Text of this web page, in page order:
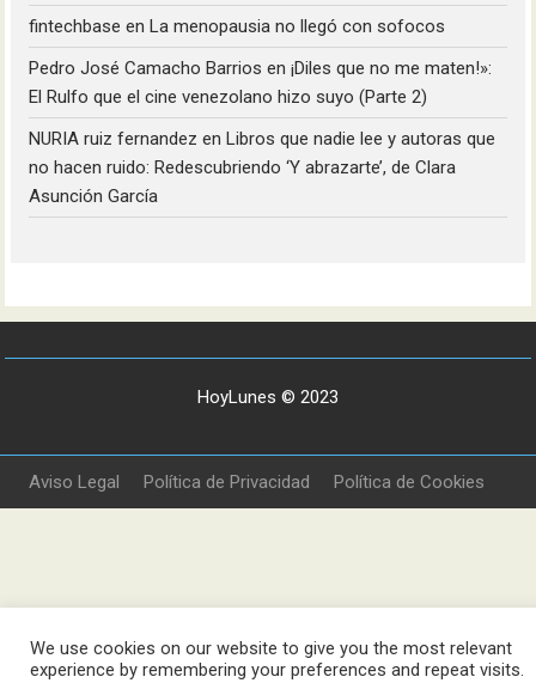
fintechbase enLa menopausia no llegó con sofocos
Pedro José Camacho Barrios en¡Diles que no me maten!»:
El Rulfo que el cine venezolano hizo suyo (Parte 2)
NURIA ruiz fernandez enLibros que nadie lee y autoras que
no hacen ruido: Redescubriendo ‘Y abrazarte’, de Clara
Asunción García
HoyLunes © 2023
We use cookies on our website to give you the most relevant
experience by remembering your preferences and repeat visits.
Aviso Legal Política de Privacidad Política de Cookies